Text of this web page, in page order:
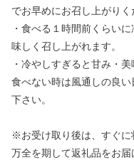
でお早めにお召し上がりく
・食べる１時間前くらい
味しく召し上がれます。
・冷やしすぎると甘み・
食べない時は風通しの良
下さい。
※お受け取り後は、すぐ
万全を期して返礼品をお